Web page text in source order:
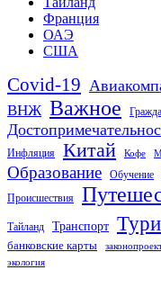
Франция
ОАЭ
США
Covid-19
ВНЖ Важное
Инфляция
Китай Кофе
Образование Обучение
Происшествия
Тайланд Транспорт
банковские карты
экология